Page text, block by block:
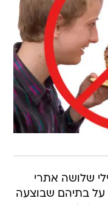
שלושה אתרי
על בתיהם שבוצעה